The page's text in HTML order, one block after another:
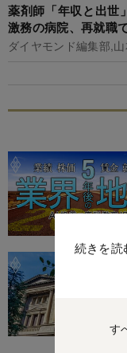
続きを読
す
薬剤師「年収と出世
激務の病院、再就職
ダイヤモンド編集部,